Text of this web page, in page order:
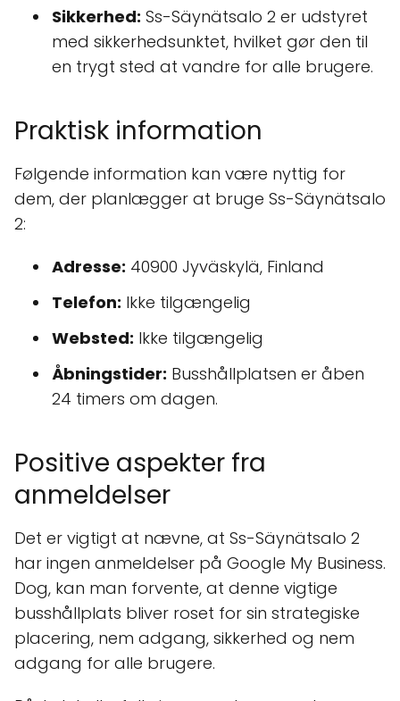
Sikkerhed: Ss-Säynätsalo 2 er udstyret
med sikkerhedsunktet, hvilket gør den til
en trygt sted at vandre for alle brugere.
Praktisk information
Følgende information kan være nyttig for
dem, der planlægger at bruge Ss-Säynätsalo
2:
Adresse: 40900 Jyväskylä, Finland
Telefon: Ikke tilgængelig
Websted: Ikke tilgængelig
Åbningstider: Busshållplatsen er åben
24 timers om dagen.
Positive aspekter fra
anmeldelser
Det er vigtigt at nævne, at Ss-Säynätsalo 2
har ingen anmeldelser på Google My Business.
Dog, kan man forvente, at denne vigtige
busshållplats bliver roset for sin strategiske
placering, nem adgang, sikkerhed og nem
adgang for alle brugere.